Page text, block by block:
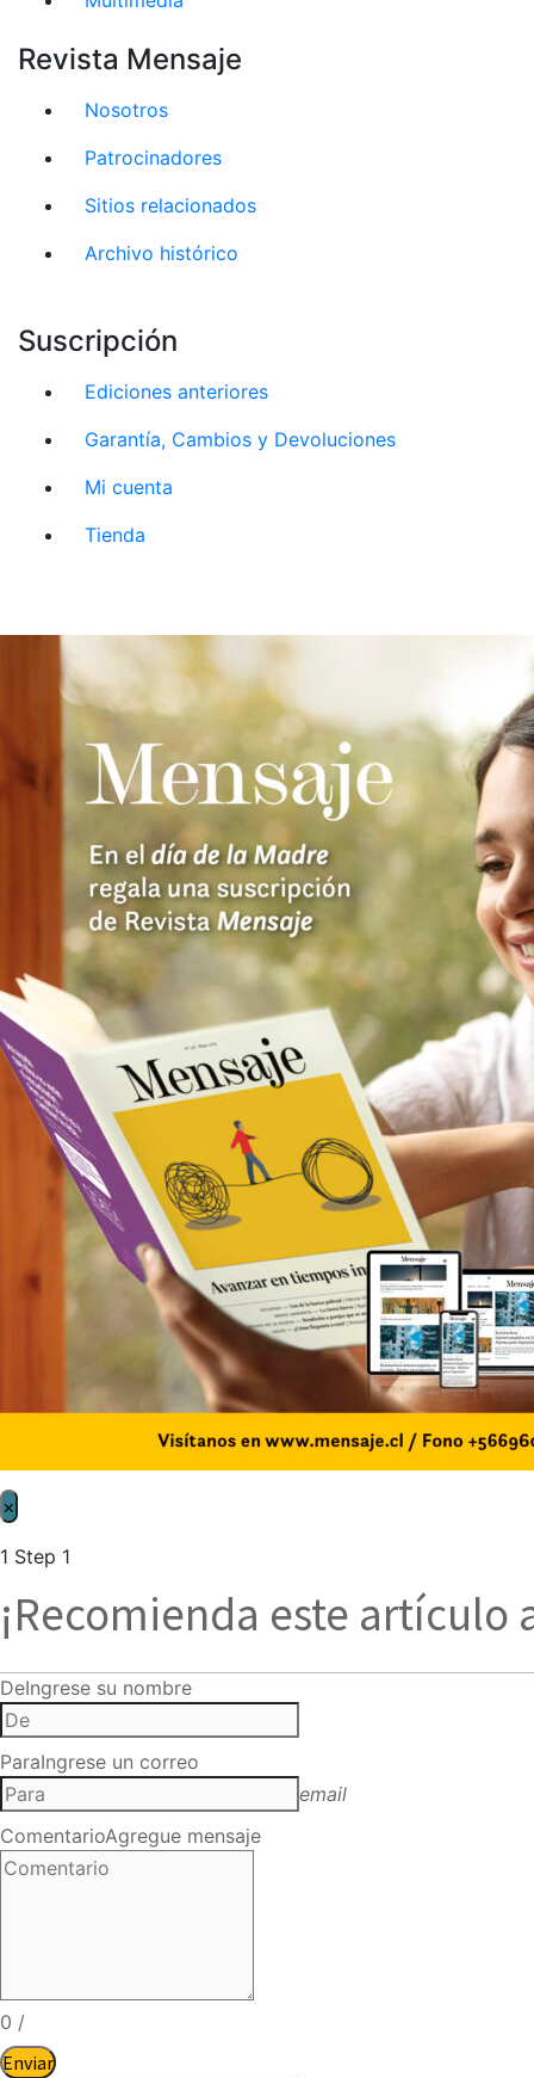
Revista Mensaje
Nosotros
Patrocinadores
Sitios relacionados
Archivo histórico
Suscripción
Ediciones anteriores
Garantía, Cambios y Devoluciones
Mi cuenta
Tienda
×
1 Step 1
¡Recomienda este artículo
DeIngrese su nombre
ParaIngrese un correo
email
ComentarioAgregue mensaje
0 /
Enviar